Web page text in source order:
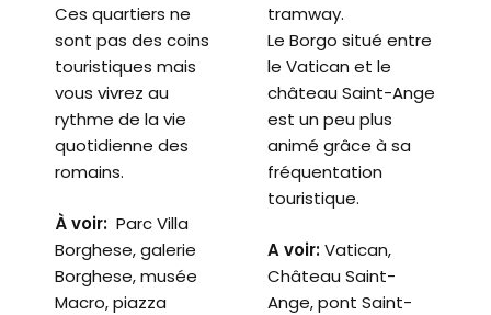
Ces quartiers ne
sont pas des coins
touristiques mais
vous vivrez au
rythme de la vie
quotidienne des
romains.
À voir: Parc Villa
Borghese, galerie
Borghese, musée
Macro, piazza
tramway.
Le Borgo situé entre
le Vatican et le
château Saint-Ange
est un peu plus
animé grâce à sa
fréquentation
touristique.
A voir:Vatican,
Château Saint-
Ange, pont Saint-